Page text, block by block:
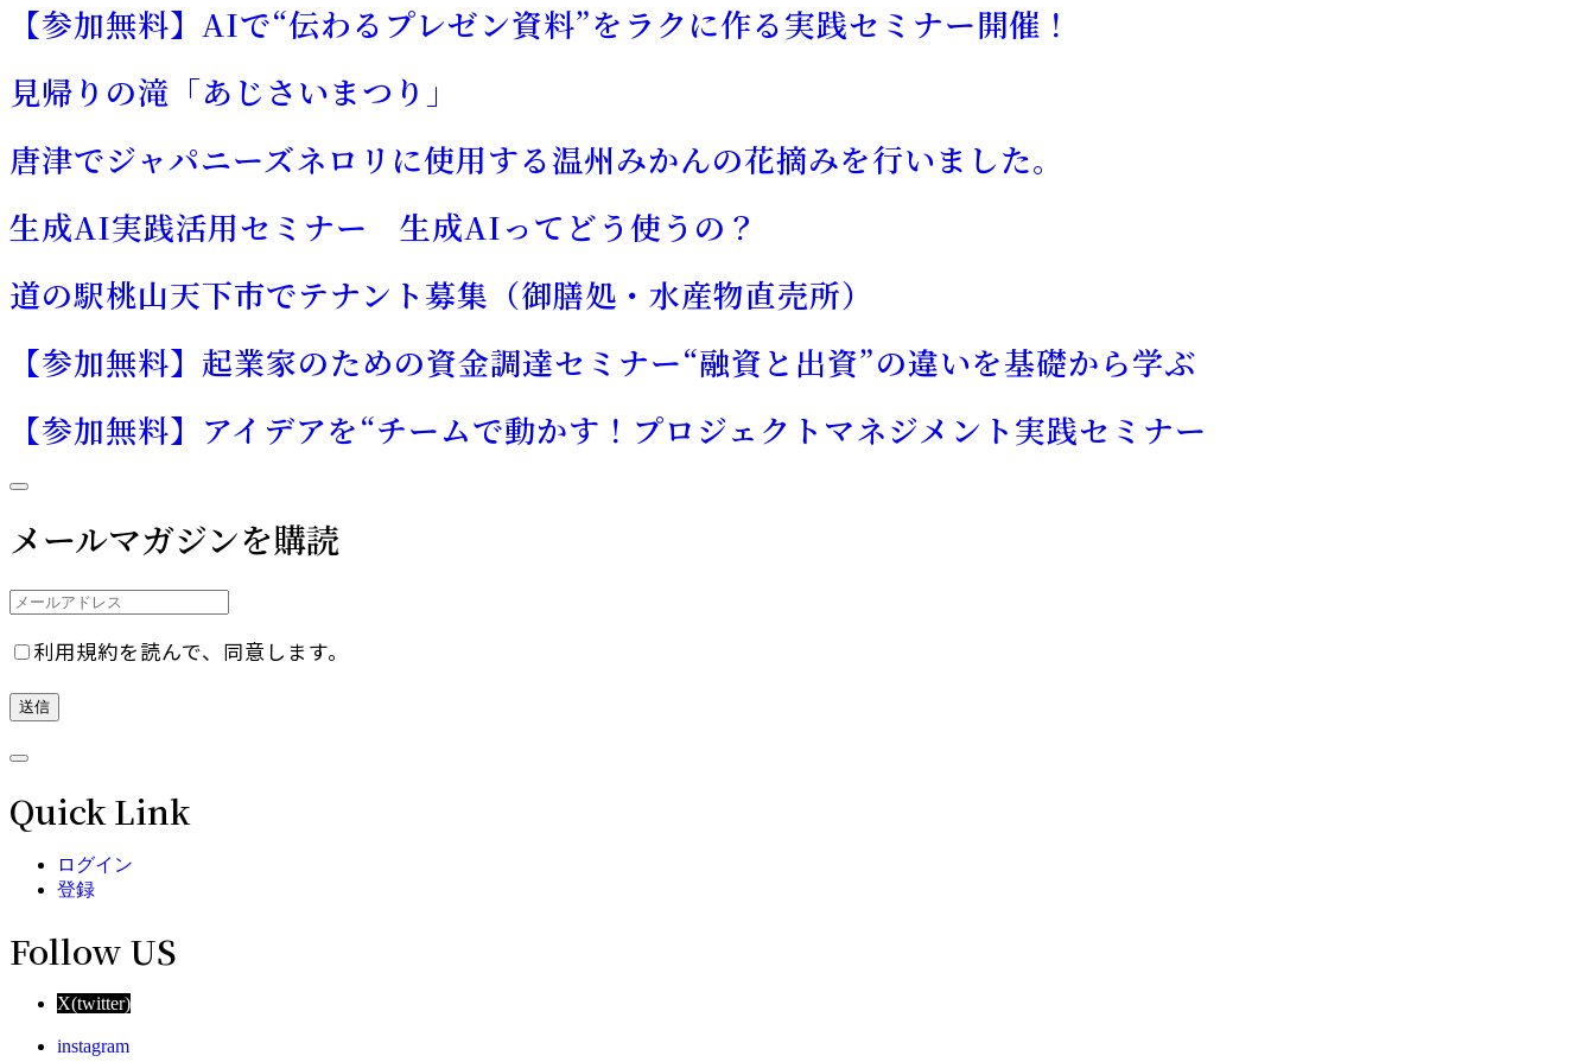
【参加無料】AIで“伝わるプレゼン資料”をラクに作る実践セミナー開催！
見帰りの滝「あじさいまつり」
唐津でジャパニーズネロリに使用する温州みかんの花摘みを行いました。
生成AI実践活用セミナー 生成AIってどう使うの？
道の駅桃山天下市でテナント募集（御膳処・水産物直売所）
【参加無料】起業家のための資金調達セミナー“融資と出資”の違いを基礎から学ぶ
【参加無料】アイデアを“チームで動かす！プロジェクトマネジメント実践セミナー
メールマガジンを購読
利用規約を読んで、同意します。
Quick Link
ログイン
登録
Follow US
X(twitter)
instagram